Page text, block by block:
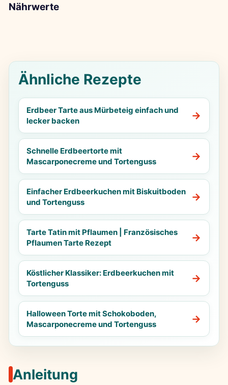
Nährwerte
Ähnliche Rezepte
Erdbeer Tarte aus Mürbeteig einfach und
lecker backen
Schnelle Erdbeertorte mit
Mascarponecreme und Tortenguss
Einfacher Erdbeerkuchen mit Biskuitboden
und Tortenguss
Tarte Tatin mit Pflaumen | Französisches
Pflaumen Tarte Rezept
Köstlicher Klassiker: Erdbeerkuchen mit
Tortenguss
Halloween Torte mit Schokoboden,
Mascarponecreme und Tortenguss
Anleitung